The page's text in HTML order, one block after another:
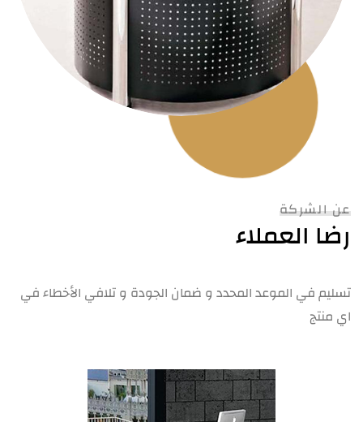
عن الشركة
رضا العملاء
تسليم في الموعد المحدد و ضمان الجودة و تلافي الأخطاء في
اي منتج